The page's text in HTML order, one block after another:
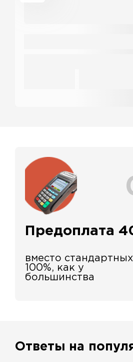
Предоплата
вместо стандартных
100%, как у
большинства
Ответы на